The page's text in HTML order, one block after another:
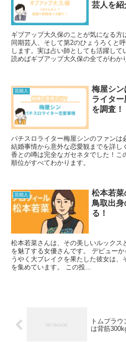
芸人を紹
ギブアップ大久保のことが気になる方
同期芸人、そして第2のひょうろくと
します。実は占い師としても活躍して
読めばギブアップ大久保の全てがわか
芸能人
梅屋シン
ライタ
を調査！
パチスロライター梅屋シンのファンは
結婚事情から意外な恋愛観までを詳し
香との噂は完全なガセネタでした！こ
順位がすべてわかります。
芸能人
松本若菜
鳥取出身
る！
松本若菜さんは、その美しいルックス
を魅了する女優さんです。 デビュー
うやく大ブレイクを果たした彼女は
を集めています。 この投...
トムブラ
は背筋